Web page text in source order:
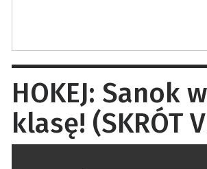
HOKEJ: Sanok
klasę! (SKRÓT